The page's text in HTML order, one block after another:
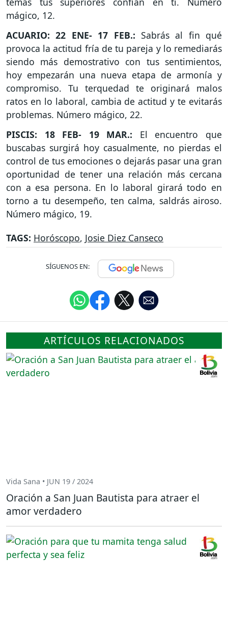
mágico, 12.
ACUARIO: 22 ENE- 17 FEB.: Sabrás al fin qué
provoca la actitud fría de tu pareja y lo remediarás
siendo más demostrativo con tus sentimientos,
hoy empezarán una nueva etapa de armonía y
compromiso. Tu terquedad te originará malos
ratos en lo laboral, cambia de actitud y te evitarás
problemas. Número mágico, 22.
PISCIS: 18 FEB- 19 MAR.: El encuentro que
buscabas surgirá hoy casualmente, no pierdas el
control de tus emociones o dejarás pasar una gran
oportunidad de tener una relación más cercana
con a esa persona. En lo laboral girará todo en
torno a tu desempeño, ten calma, saldrás airoso.
Número mágico, 19.
TAGS: Horóscopo, Josie Diez Canseco
SÍGUENOS EN:
ARTÍCULOS RELACIONADOS
Vida Sana • JUN 19 / 2024
Oración a San Juan Bautista para atraer el
amor verdadero